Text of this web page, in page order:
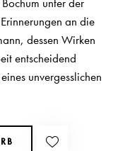
an die
dessen Wirken
entscheidend
unvergesslichen